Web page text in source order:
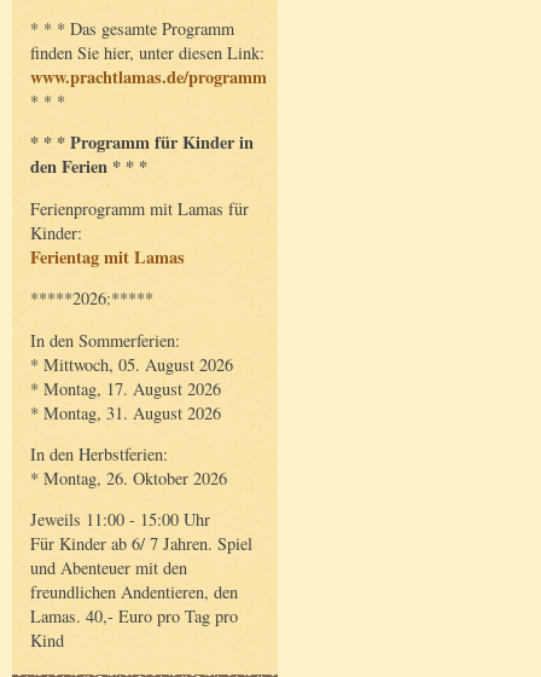
* * * Das gesamte Programm
finden Sie hier, unter diesen Link:
www.prachtlamas.de/programm
* * *
* * * Programm für Kinder in
den Ferien * * *
Ferienprogramm mit Lamas für
Kinder:
Ferientag mit Lamas
*****2026:*****
In den Sommerferien:
* Mittwoch, 05. August 2026
* Montag, 17. August 2026
* Montag, 31. August 2026
In den Herbstferien:
* Montag, 26. Oktober 2026
Jeweils 11:00 - 15:00 Uhr
Für Kinder ab 6/ 7 Jahren. Spiel
und Abenteuer mit den
freundlichen Andentieren, den
Lamas. 40,- Euro pro Tag pro
Kind